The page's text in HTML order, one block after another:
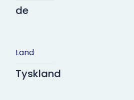
de
Land
Tyskland